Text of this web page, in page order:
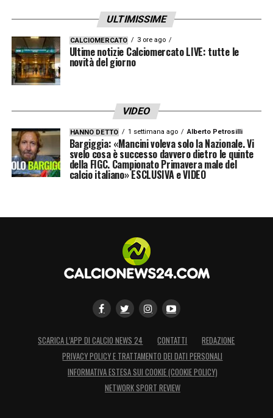
ULTIMISSIME
CALCIOMERCATO 3 ore ago
Ultime notizie Calciomercato LIVE: tutte le
novità del giorno
VIDEO
HANNO DETTO 1 settimana ago Alberto Petrosilli
Bargiggia: «Mancini voleva solo la Nazionale. Vi
svelo cosa è successo davvero dietro le quinte
della FIGC. Campionato Primavera male del
calcio italiano» ESCLUSIVA e VIDEO
SCARICA L’APP DI CALCIO NEWS 24 CONTATTI
REDAZIONE
PRIVACY POLICY E TRATTAMENTO DEI DATI PERSONALI
INFORMATIVA ESTESA SUI COOKIE (COOKIE POLICY)
NETWORK SPORT REVIEW